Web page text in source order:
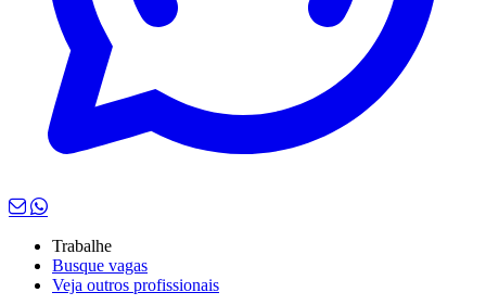
Trabalhe
Busque vagas
Veja outros profissionais